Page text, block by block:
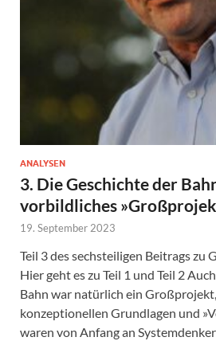
ANALYSEN
3. Die Geschichte der
vorbildliches
19. September 2023
Teil 3 des sechsteiligen Beitrags zu
Hier geht es zu Teil 1 und Teil 2
Bahn war natürlich ein
konzeptionellen Grundlagen und
waren von Anfang an